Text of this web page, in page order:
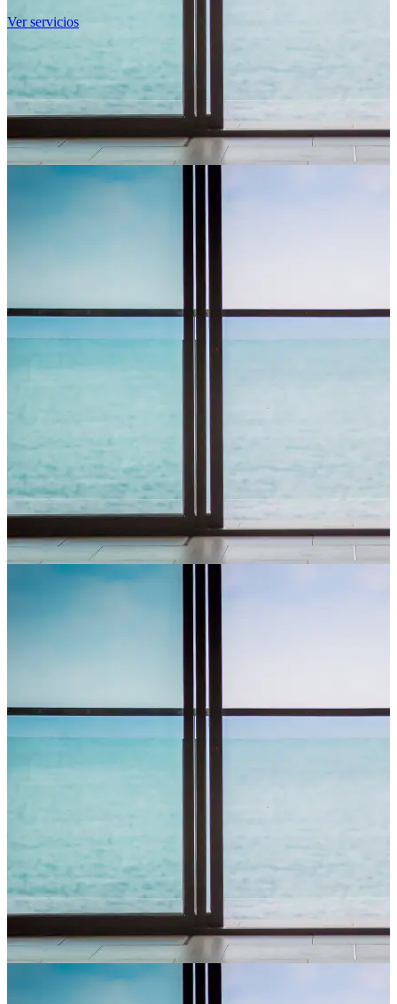
Ver servicios